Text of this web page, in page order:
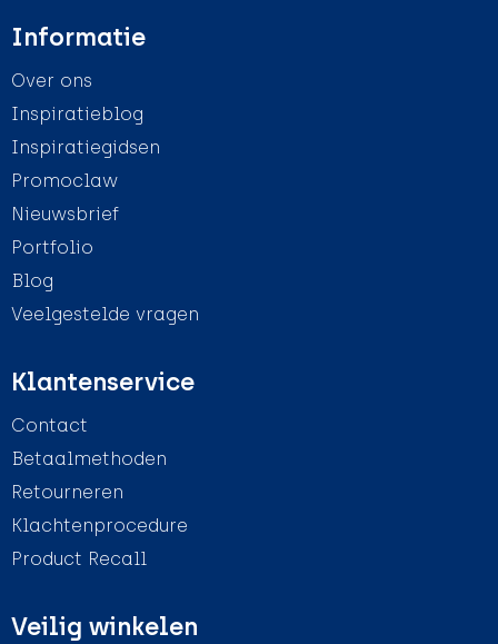
Informatie
Over ons
Inspiratieblog
Inspiratiegidsen
Promoclaw
Nieuwsbrief
Portfolio
Blog
Veelgestelde vragen
Klantenservice
Contact
Betaalmethoden
Retourneren
Klachtenprocedure
Product Recall
Veilig winkelen